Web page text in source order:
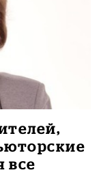
все